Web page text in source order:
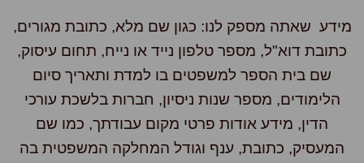
שאתה מספק לנו: כגון שם מלא, כתובת מגורים,
דוא"ל, מספר טלפון נייד או נייח, תחום עיסוק,
שם בית הספר למשפטים בו למדת ותאריך סיום
הלימודים, מספר שנות ניסיון, חברות בלשכת עורכי
הדין, מידע אודות פרטי מקום עבודתך, כמו שם
המעסיק, כתובת, ענף וגודל המחלקה המשפטית בה